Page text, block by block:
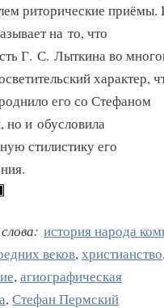
риторические приёмы.
на то, что
Г. С. Лыткина во
характер,
его со Стефаном
и обусловила
стилистику его
история народа
веков, христианство,
, агиографическая
, Стефан Пермский